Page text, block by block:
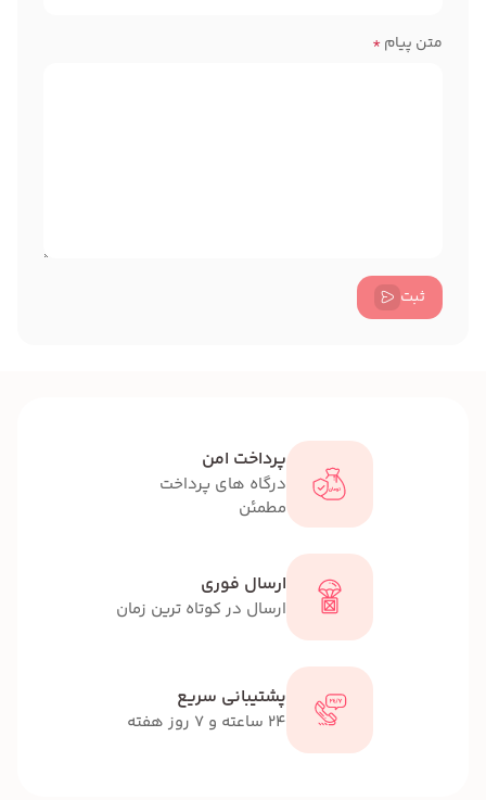
متن پیام*
ثبت
پرداخت امن
درگاه های پرداخت
مطمئن
ارسال فوری
ارسال در کوتاه ترین زمان
پشتیبانی سریع
24 ساعته و 7 روز هفته